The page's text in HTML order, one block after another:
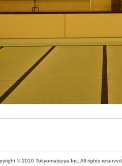
© 2010 Tokyomatsuya Inc. All rights reserved.